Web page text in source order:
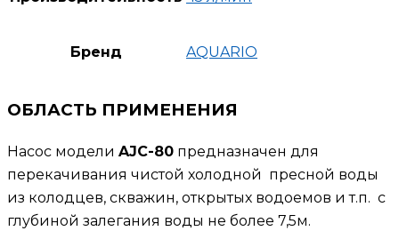
Бренд AQUARIO
ОБЛАСТЬ ПРИМЕНЕНИЯ
Насос модели AJC-80 предназначен для
перекачивания чистой холодной пресной воды
из колодцев, скважин, открытых водоемов и т.п. с
глубиной залегания воды не более 7,5м.